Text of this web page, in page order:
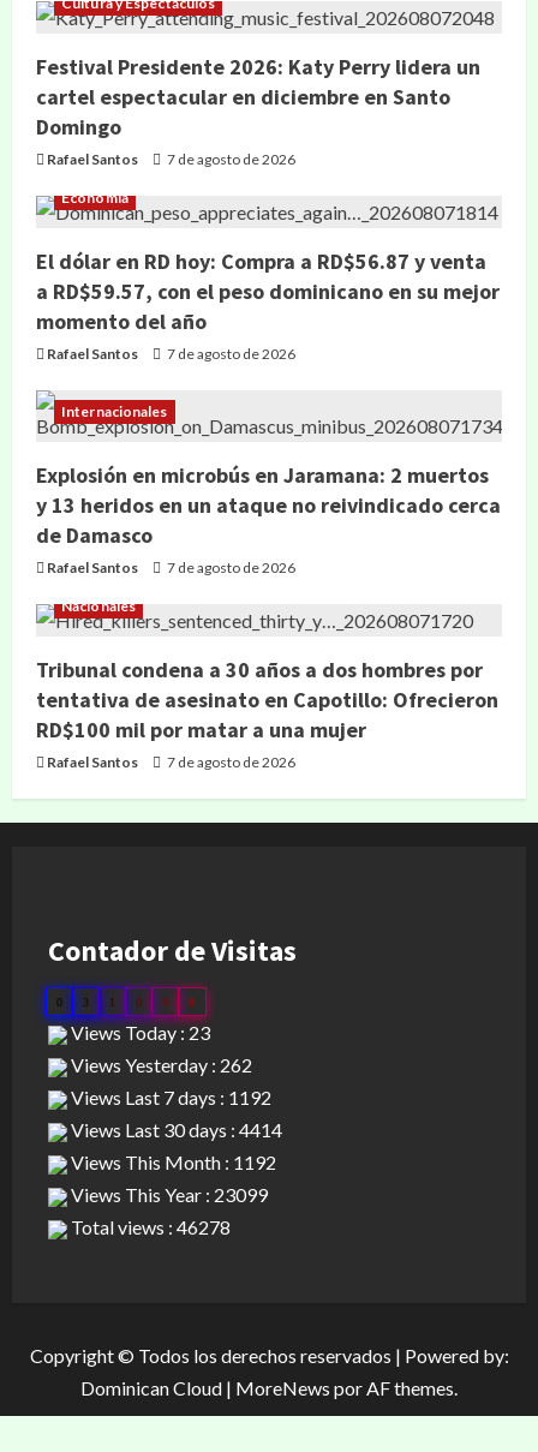
Festival Presidente 2026: Katy Perry lidera un
cartel espectacular en diciembre en Santo
Domingo
Rafael Santos 7 de agosto de 2026
Economía
El dólar en RD hoy: Compra a RD$56.87 y venta
a RD$59.57, con el peso dominicano en su mejor
momento del año
Rafael Santos 7 de agosto de 2026
Internacionales
Explosión en microbús en Jaramana: 2 muertos
y 13 heridos en un ataque no reivindicado cerca
de Damasco
Rafael Santos 7 de agosto de 2026
Nacionales
Tribunal condena a 30 años a dos hombres por
tentativa de asesinato en Capotillo: Ofrecieron
RD$100 mil por matar a una mujer
Rafael Santos 7 de agosto de 2026
Contador de Visitas
0 3 1 0 9 8
Views Today : 23
Views Yesterday : 262
Views Last 7 days : 1192
Views Last 30 days : 4414
Views This Month : 1192
Views This Year : 23099
Total views : 46278
Copyright © Todos los derechos reservados | Powered by:
Dominican Cloud | MoreNews por AF themes.